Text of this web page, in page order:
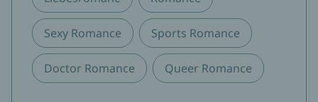
Sexy Romance Sports Romance
Doctor Romance Queer Romance